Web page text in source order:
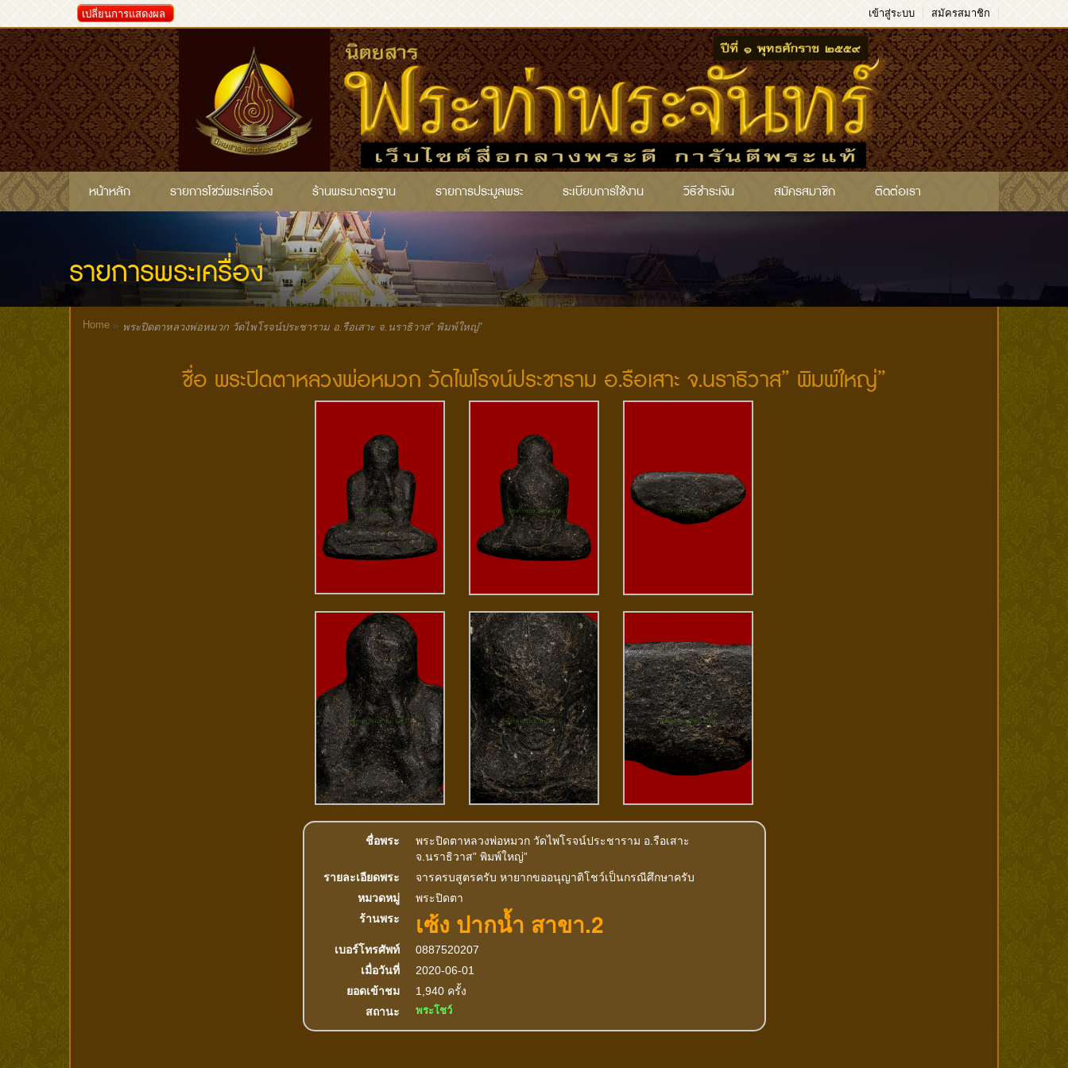
เปลี่ยนการแสดงผล เข้าสู่ระบบ สมัครสมาชิก
หน้าหลัก รายการโชว์พระเครื่อง ร้านพระมาตรฐาน รายการประมูลพระ ระเบียบการใช้งาน วิธีชำระเงิน สมัครสมาชิก ติดต่อเรา
รายการพระเครื่อง
Home » พระปิดตาหลวงพ่อหมวก วัดไพโรจน์ประชาราม อ.รือเสาะ จ.นราธิวาส” พิมพ์ใหญ่”
ชื่อ พระปิดตาหลวงพ่อหมวก วัดไพโรจน์ประชาราม อ.รือเสาะ จ.นราธิวาส” พิมพ์ใหญ่”
ชื่อพระ
พระปิดตาหลวงพ่อหมวก วัดไพโรจน์ประชาราม อ.รือเสาะ
จ.นราธิวาส” พิมพ์ใหญ่”
รายละเอียดพระ
จารครบสูตรครับ หายากขออนุญาติโชว์เป็นกรณีศึกษาครับ
หมวดหมู่
พระปิดตา
ร้านพระ
เซ้ง ปากน้ำ สาขา.2
เบอร์โทรศัพท์
0887520207
เมื่อวันที่
2020-06-01
ยอดเข้าชม
1,940 ครั้ง
สถานะ
พระโชว์